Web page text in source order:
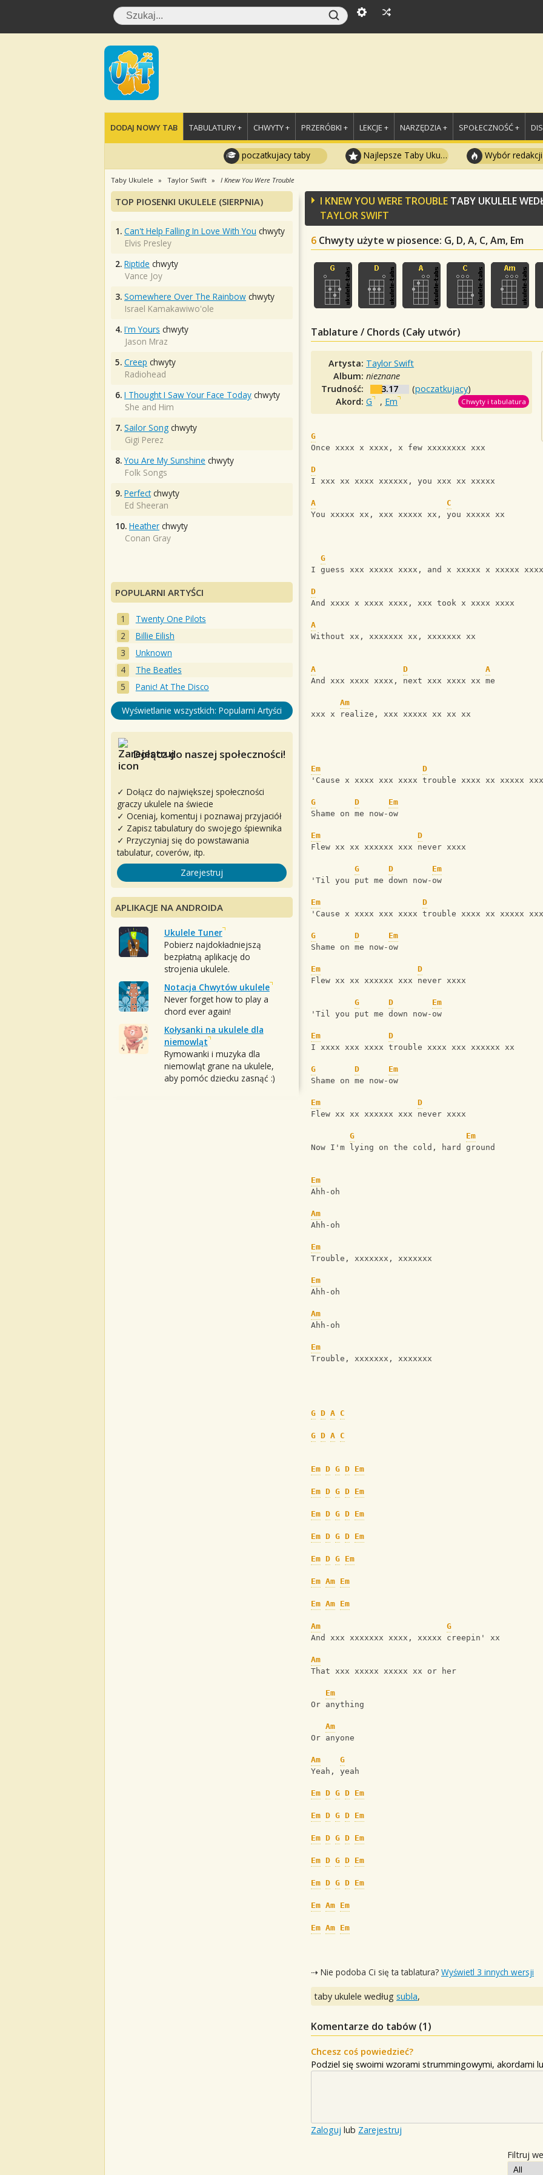
DODAJ NOWY TAB TABULATURY + CHWYTY + PRZERÓBKI + LEKCJE + NARZĘDZIA + SPOŁECZNOŚĆ +
poczatkujacy taby Najlepsze Taby Ukulele Wybór redakcji
Taby Ukulele Taylor Swift I Knew You Were Trouble
I KNEW YOU WERE TROUBLE TABY UKULELE
TAYLOR SWIFT
6 Chwyty użyte w piosence: G, D, A, C, Am, Em
Tablature / Chords (Cały utwór)
Artysta: Taylor Swift
Album:nieznane
Trudność:
3.17 (poczatkujacy)
Akord:G , Em Chwyty i tabulatura
G
Once xxxx x xxxx, x few xxxxxxxx xxx
D
I xxx xx xxxx xxxxxx, you xxx xx xxxxx
A
C
You xxxxx xx, xxx xxxxx xx, you xxxxx xx
G
I guess xxx xxxxx xxxx, and x xxxxx x xxxxx xxxx
D
And xxxx x xxxx xxxx, xxx took x xxxx xxxx
A
Without xx, xxxxxxx xx, xxxxxxx xx
A D
A
And xxx xxxx xxxx, next xxx xxxx xx me
Am
xxx x realize, xxx xxxxx xx xx xx
Em
D
'Cause x xxxx xxx xxxx trouble xxxx xx xxxxx xxx
G D
Em
Shame on me now-ow
Em
D
Flew xx xx xxxxxx xxx never xxxx
G D
Em
'Til you put me down now-ow
Em
D
'Cause x xxxx xxx xxxx trouble xxxx xx xxxxx xxx
G D
Em
Shame on me now-ow
Em
D
Flew xx xx xxxxxx xxx never xxxx
G D
Em
'Til you put me down now-ow
Em
D
I xxxx xxx xxxx trouble xxxx xxx xxxxxx xx
G D
Em
Shame on me now-ow
Em
D
Flew xx xx xxxxxx xxx never xxxx
G
Em
Now I'm lying on the cold, hard ground
Em
Ahh-oh
Am
Ahh-oh
Em
Trouble, xxxxxxx, xxxxxxx
Em
Ahh-oh
Am
Ahh-oh
Em
Trouble, xxxxxxx, xxxxxxx
G D A C
G D A C
Em D G D Em
Em D G D Em
Em D G D Em
Em D G D Em
Em D G Em
Em Am Em
Em Am Em
Am
G
And xxx xxxxxxx xxxx, xxxxx creepin' xx
Am
That xxx xxxxx xxxxx xx or her
Em
Or anything
Am
Or anyone
Am
G
Yeah, yeah
Em D G D Em
Em D G D Em
Em D G D Em
Em D G D Em
Em D G D Em
Em Am Em
Em Am Em
⇢ Nie podoba Ci się ta tablatura? Wyświetl 3 innych wersji
taby ukulele według subla,
Komentarze do tabów (1)
Chcesz coś powiedzieć?
Podziel się swoimi wzorami strummingowymi, akordami
Zaloguj lub Zarejestruj
Filtruj
TOP PIOSENKI UKULELE (SIERPNIA)
1. Can't Help Falling In Love With You chwyty
Elvis Presley
2. Riptide chwyty
Vance Joy
3. Somewhere Over The Rainbow chwyty
Israel Kamakawiwo'ole
4. I'm Yours chwyty
Jason Mraz
5. Creep chwyty
Radiohead
6. I Thought I Saw Your Face Today chwyty
She and Him
7. Sailor Song chwyty
Gigi Perez
8. You Are My Sunshine chwyty
Folk Songs
9. Perfectchwyty
Ed Sheeran
10. Heather chwyty
Conan Gray
POPULARNI ARTYŚCI
Twenty One Pilots
Billie Eilish
Unknown
The Beatles
Panic! At The Disco
Wyświetlanie wszystkich: Popularni Artyści
Dołącz do naszej społeczności!
✓ Dołącz do największej społeczności
graczy ukulele na świecie
✓ Oceniaj, komentuj i poznawaj przyjaciół
✓ Zapisz tabulatury do swojego śpiewnika
✓ Przyczyniaj się do powstawania
tabulatur, coverów, itp.
Zarejestruj
APLIKACJE NA ANDROIDA
Ukulele Tuner
Pobierz najdokładniejszą
bezpłatną aplikację do
strojenia ukulele.
Notacja Chwytów ukulele
Never forget how to play a
chord ever again!
Kołysanki na ukulele dla
niemowląt
Rymowanki i muzyka dla
niemowląt grane na ukulele,
aby pomóc dziecku zasnąć :)